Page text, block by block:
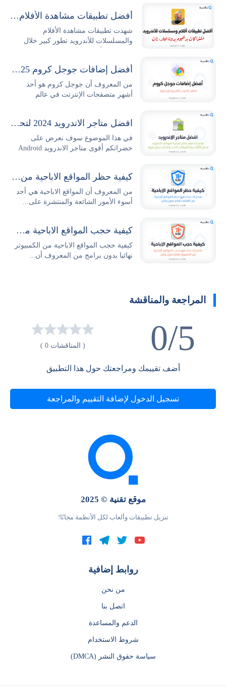
أفضل تطبيقات مشاهدة الأفلام والمسلسلات للأندرويد
شهدت تطبيقات مشاهدة الأفلام
والمسلسلات للأندرويد تطور كبير خلال
أفضل إضافات جوجل كروم 2025 وطريقة تثبيتها وإدارتها بكل سهولة
من المعروف أن جوجل كروم هو أحد
أشهر متصفحات الإنترنت في عالم
افضل متاجر الاندرويد 2024 لتحميل التطبيقات والالعاب مجانا
في هذا الموضوع سوف نعرض على
حضراتكم أقوى متاجر الاندرويد Android
كيفية حظر المواقع الاباحية من الهاتف نهائيا بدون برامج
من المعروف أن المواقع الاباحية هي أحد
أسوء الأمور الشائعة والمنتشرة على...
كيفية حجب المواقع الاباحية من الكمبيوتر نهائيا بدون برامج
كيفية حجب المواقع الاباحية من الكمبيوتر
نهائيا بدون برامج من المعروف أن...
المراجعة والمناقشة
0/5 ( المناقشات 0 )
أضف تقييمك ومراجعتك حول هذا التطبيق
تسجيل الدخول لإضافة التقييم والمراجعة
موقع تقنية © 2025
تنزيل تطبيقات وألعاب لكل الأنظمة مجانًا!
روابط إضافية
من نحن
اتصل بنا
الدعم والمساعدة
شروط الاستخدام
سياسة حقوق النشر (DMCA)